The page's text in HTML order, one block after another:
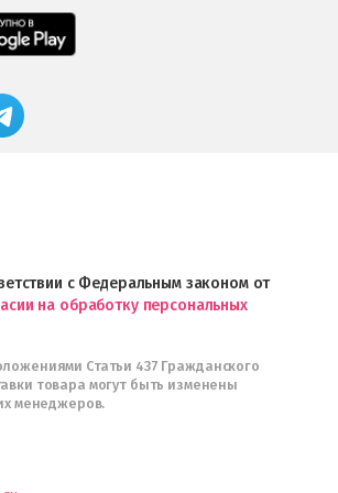
загрузить
в
Мобильное
приложение
Google
Play
Магазин
профессиональной
в
Telegram
с Федеральным законом от
на обработку персональных
Статьи 437 Гражданского
товара могут быть изменены
менеджеров.